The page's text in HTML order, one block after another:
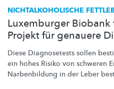
NICHTALKOHOLISCHE
Luxemburger Biobank
Projekt für genauere
Diese Diagnosetests sollen
ein hohes Risiko von schweren
Narbenbildung in der Leber